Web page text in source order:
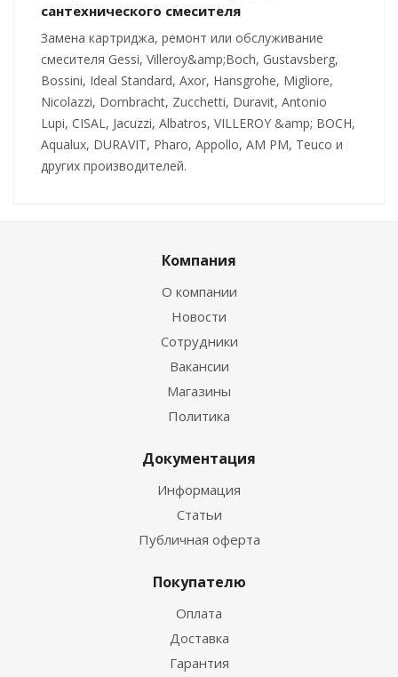
сантехнического смесителя
Замена картриджа, ремонт или обслуживание
смесителя Gessi, Villeroy&amp;Boch, Gustavsberg,
Bossini, Ideal Standard, Axor, Hansgrohe, Migliore,
Nicolazzi, Dornbracht, Zucchetti, Duravit, Antonio
Lupi, CISAL, Jacuzzi, Albatros, VILLEROY &amp; BOCH,
Aqualux, DURAVIT, Pharo, Appollo, AM PM, Teuco и
других производителей.
Компания
О компании
Новости
Сотрудники
Вакансии
Магазины
Политика
Документация
Информация
Статьи
Публичная оферта
Покупателю
Оплата
Доставка
Гарантия